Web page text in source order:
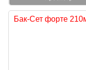
Бак-Сет форте